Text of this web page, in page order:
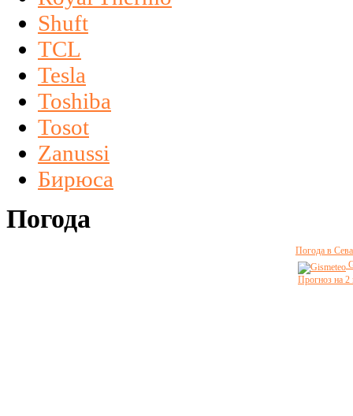
Shuft
TCL
Tesla
Toshiba
Tosot
Zanussi
Бирюса
Погода
Погода в
Прогноз на 2